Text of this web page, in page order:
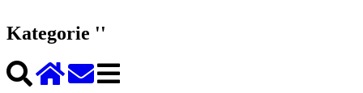
Kategorie ''